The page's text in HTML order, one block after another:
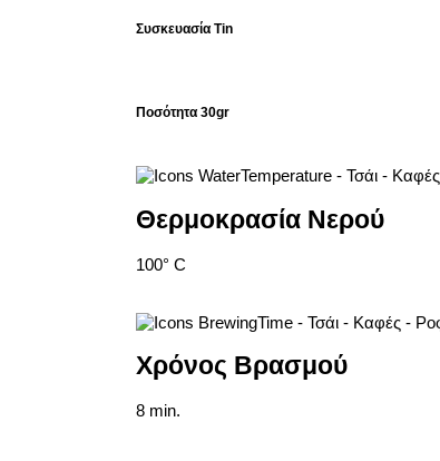
Συσκευασία Tin
Ποσότητα 30gr
Θερμοκρασία Νερού
100° C
Χρόνος Βρασμού
8 min.